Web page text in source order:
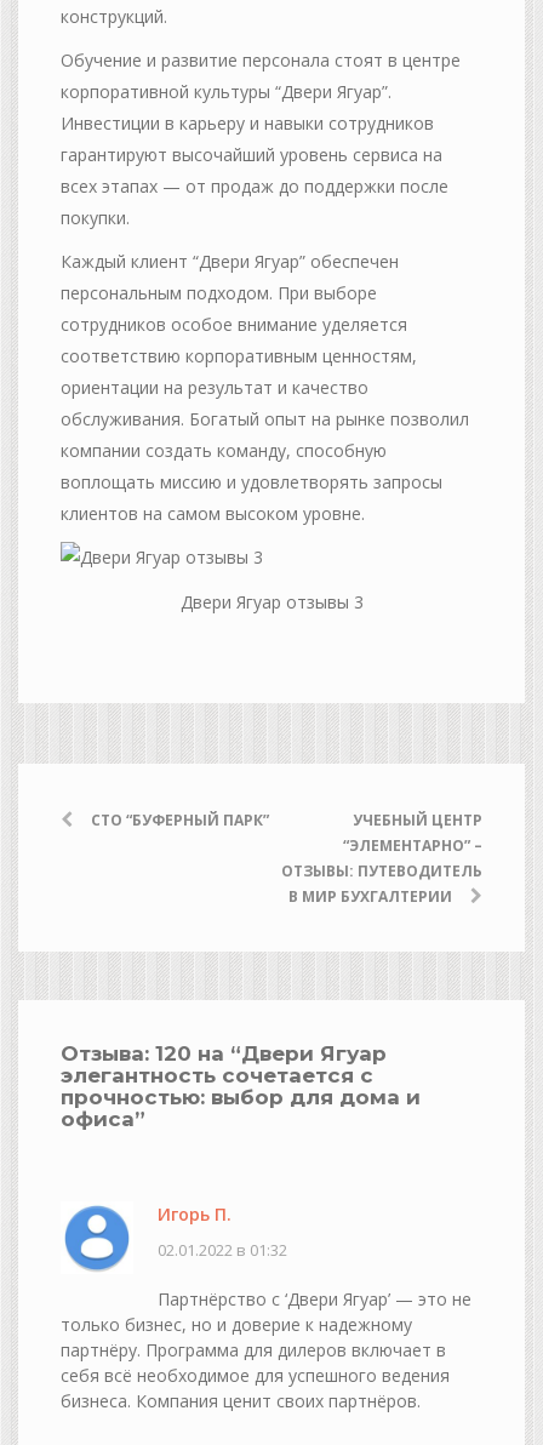
конструкций.
Обучение и развитие персонала стоят в центре
корпоративной культуры “Двери Ягуар”.
Инвестиции в карьеру и навыки сотрудников
гарантируют высочайший уровень сервиса на
всех этапах — от продаж до поддержки после
покупки.
Каждый клиент “Двери Ягуар” обеспечен
персональным подходом. При выборе
сотрудников особое внимание уделяется
соответствию корпоративным ценностям,
ориентации на результат и качество
обслуживания. Богатый опыт на рынке позволил
компании создать команду, способную
воплощать миссию и удовлетворять запросы
клиентов на самом высоком уровне.
Двери Ягуар отзывы 3
СТО “БУФЕРНЫЙ ПАРК”
УЧЕБНЫЙ ЦЕНТР
“ЭЛЕМЕНТАРНО” –
ОТЗЫВЫ: ПУТЕВОДИТЕЛЬ
В МИР БУХГАЛТЕРИИ
Отзыва: 120 на “Двери Ягуар
элегантность сочетается с
прочностью: выбор для дома и
офиса”
Игорь П.
02.01.2022 в 01:32
Партнёрство с ‘Двери Ягуар’ — это не
только бизнес, но и доверие к надежному
партнёру. Программа для дилеров включает в
себя всё необходимое для успешного ведения
бизнеса. Компания ценит своих партнёров.